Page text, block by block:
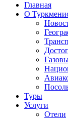
Главная
О
Туры
Услуги
Отели